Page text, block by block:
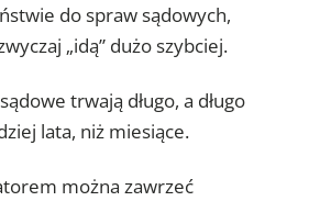
do spraw sądowych,
„idą” dużo szybciej.
trwają długo, a długo
lata, niż miesiące.
można zawrzeć